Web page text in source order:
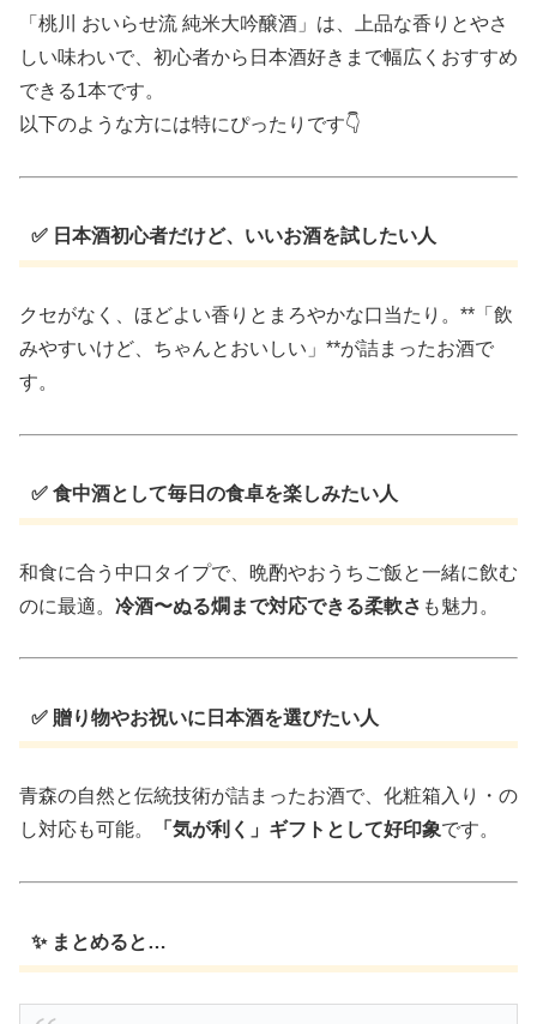
「桃川 おいらせ流 純米大吟醸酒」は、上品な香りとやさ
しい味わいで、初心者から日本酒好きまで幅広くおすすめ
できる1本です。
以下のような方には特にぴったりです👇
✅ 日本酒初心者だけど、いいお酒を試したい人
クセがなく、ほどよい香りとまろやかな口当たり。**「飲
みやすいけど、ちゃんとおいしい」**が詰まったお酒で
す。
✅ 食中酒として毎日の食卓を楽しみたい人
和食に合う中口タイプで、晩酌やおうちご飯と一緒に飲む
のに最適。 冷酒〜ぬる燗まで対応できる柔軟さ も魅力。
✅ 贈り物やお祝いに日本酒を選びたい人
青森の自然と伝統技術が詰まったお酒で、化粧箱入り・の
し対応も可能。
「気が利く」ギフトとして好印象です。
✨ まとめると…